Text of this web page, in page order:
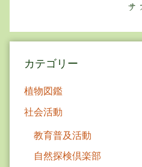
シ
サ
カテゴリー
植物図鑑
社会活動
教育普及活動
自然探検倶楽部